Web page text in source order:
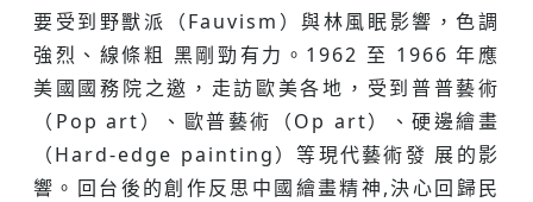
要受到野獸派（Fauvism）與林風眠影響，⾊調
強烈、線條粗 ⿊剛勁有⼒。1962 至 1966 年應
美國國務院之邀，⾛訪歐美各地，受到普普藝術
（Pop art）、歐普藝術（Op art）、硬邊繪畫
（Hard-edge painting）等現代藝術發 展的影
響。回台後的創作反思中國繪畫精神,決⼼回歸民